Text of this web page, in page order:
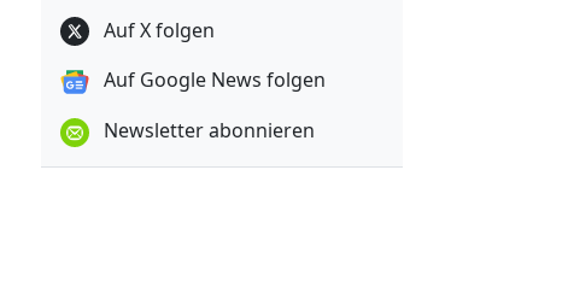
Auf X folgen
Auf Google News folgen
Newsletter abonnieren